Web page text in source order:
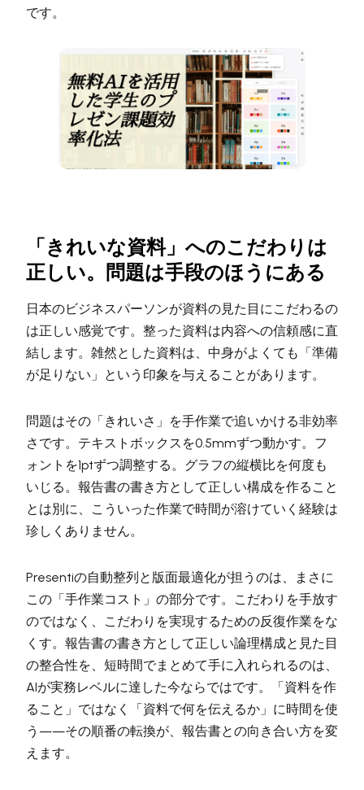
です。
「きれいな資料」へのこだわりは
正しい。問題は手段のほうにある
日本のビジネスパーソンが資料の見た目にこだわるの
は正しい感覚です。整った資料は内容への信頼感に直
結します。雑然とした資料は、中身がよくても「準備
が足りない」という印象を与えることがあります。
問題はその「きれいさ」を手作業で追いかける非効率
さです。テキストボックスを0.5mmずつ動かす。フ
ォントを1ptずつ調整する。グラフの縦横比を何度も
いじる。報告書の書き方として正しい構成を作ること
とは別に、こういった作業で時間が溶けていく経験は
珍しくありません。
Presentiの自動整列と版面最適化が担うのは、まさに
この「手作業コスト」の部分です。こだわりを手放す
のではなく、こだわりを実現するための反復作業をな
くす。報告書の書き方として正しい論理構成と見た目
の整合性を、短時間でまとめて手に入れられるのは、
AIが実務レベルに達した今ならではです。「資料を作
ること」ではなく「資料で何を伝えるか」に時間を使
う——その順番の転換が、報告書との向き合い方を変
えます。